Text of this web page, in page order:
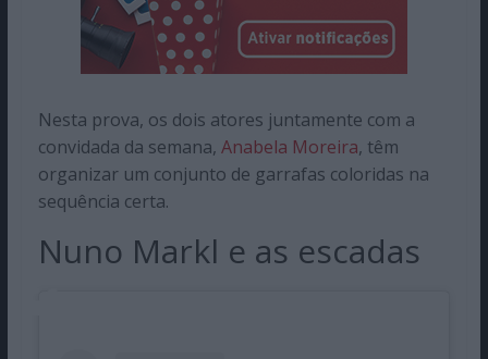
Nesta prova, os dois atores juntamente com a
convidada da semana, Anabela Moreira, têm
organizar um conjunto de garrafas coloridas na
sequência certa.
Nuno Markl e as escadas